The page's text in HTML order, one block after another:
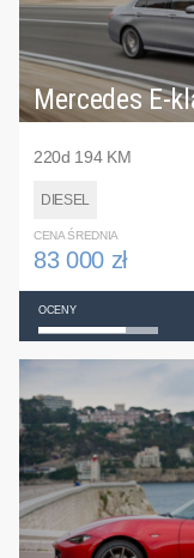
Mercedes E-
220d 194 KM
DIESEL
CENA ŚREDNIA
83 000 zł
OCENY